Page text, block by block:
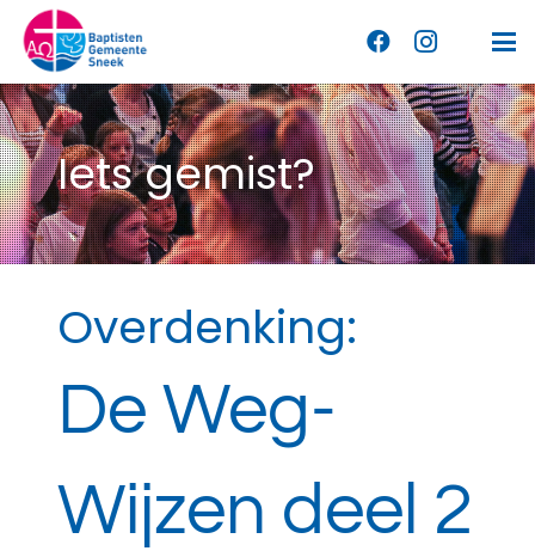
Iets gemist?
Overdenking:
De Weg-
Wijzen deel 2